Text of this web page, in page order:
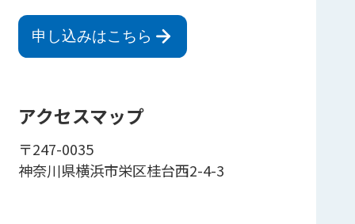
申し込みはこちら
アクセスマップ
〒247-0035
神奈川県横浜市栄区桂台西2-4-3